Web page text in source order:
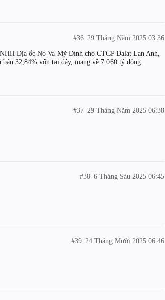
29 Tháng Năm 2025 03:36
#36
Địa ốc No Va Mỹ Đình cho CTCP Dalat Lan Anh,
32,84% vốn tại đây, mang về 7.060 tỷ đồng.
29 Tháng Năm 2025 06:38
#37
6 Tháng Sáu 2025 06:45
#38
24 Tháng Mười 2025 06:46
#39